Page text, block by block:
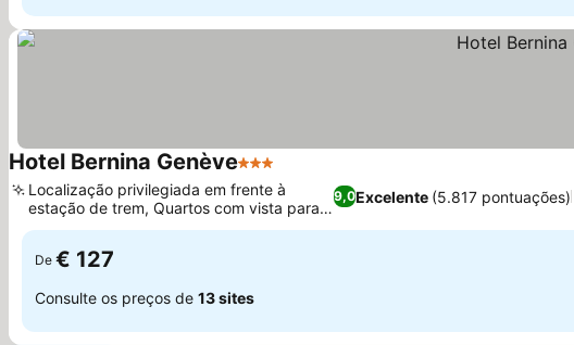
Hotel Bernina Genève3 Estrelas
9,0Excelente (5.817 pontuações)
Localização privilegiada em frente à
estação de trem, Quartos com vista para o
lago e a cidade
De € 127
Consulte os preços de 13 sites